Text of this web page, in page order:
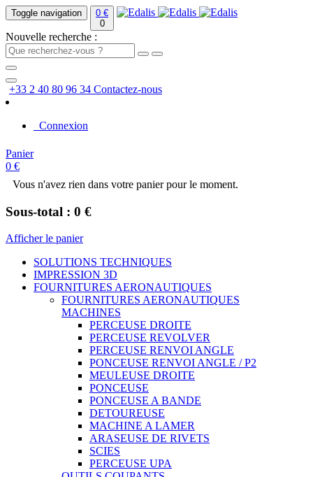
Toggle navigation
0 €
0
Nouvelle recherche :
+33 2 40 80 96 34 Contactez-nous
Connexion
Panier
0 €
Vous n'avez rien dans votre panier pour le moment.
Sous-total : 0 €
Afficher le panier
SOLUTIONS TECHNIQUES
IMPRESSION 3D
FOURNITURES AERONAUTIQUES
FOURNITURES AERONAUTIQUES
MACHINES
PERCEUSE DROITE
PERCEUSE REVOLVER
PERCEUSE RENVOI ANGLE
PONCEUSE RENVOI ANGLE / P2
MEULEUSE DROITE
PONCEUSE
PONCEUSE A BANDE
DETOUREUSE
MACHINE A LAMER
ARASEUSE DE RIVETS
SCIES
PERCEUSE UPA